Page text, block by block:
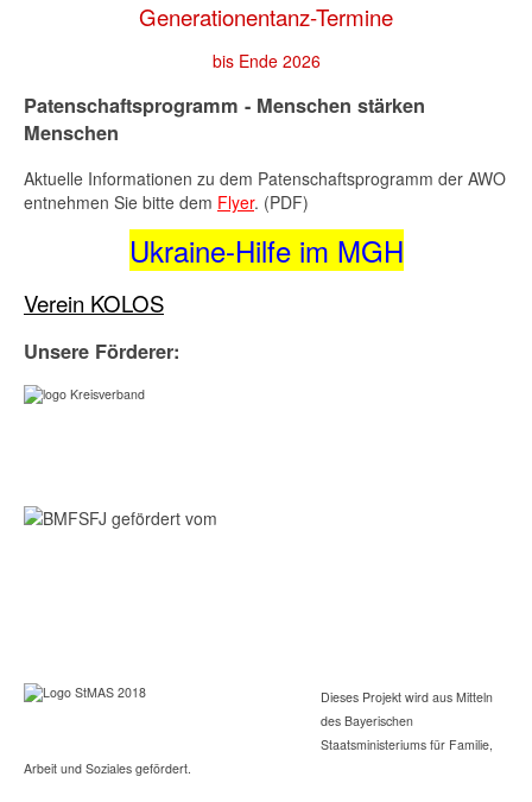
Generationentanz-Termine
bis Ende 2026
Patenschaftsprogramm - Menschen stärken
Menschen
Aktuelle Informationen zu dem Patenschaftsprogramm der AWO
entnehmen Sie bitte dem Flyer. (PDF)
Ukraine-Hilfe im MGH
Verein KOLOS
Unsere Förderer:
Dieses Projekt wird aus Mitteln
des Bayerischen
Staatsministeriums für Familie,
Arbeit und Soziales gefördert.